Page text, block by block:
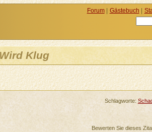
Wird Klug
Schlagworte:
Bewerten Sie dieses
Forum| Gästebuch |